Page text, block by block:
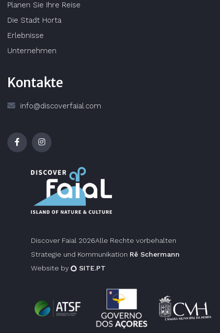
Planen Sie Ihre Reise
Die Stadt Horta
Erlebnisse
Unternehmen
Kontakte
info@discoverfaial.com
Discover Faial 2026Alle Rechte vorbehalten
Strategie und Kommunikation Rê Schermann
Website by
SITE.PT